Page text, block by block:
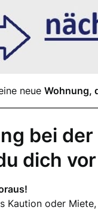
neue Wohnung,
bei der
dich
Kaution oder